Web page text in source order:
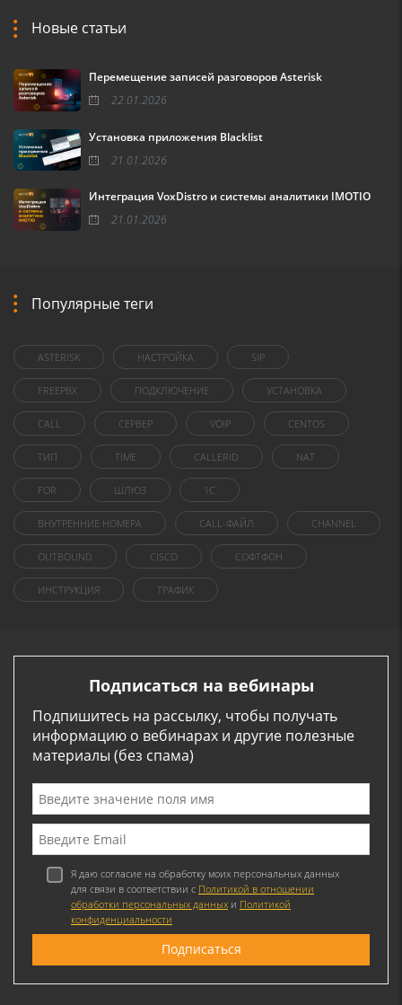
Новые статьи
Перемещение записей разговоров Asterisk
22.01.2026
Установка приложения Blacklist
21.01.2026
Интеграция VoxDistro и системы аналитики IMOTIO
21.01.2026
Популярные теги
ASTERISK НАСТРОЙКА SIP
FREEPBX ПОДКЛЮЧЕНИЕ УСТАНОВКА
CALL СЕРВЕР VOIP CENTOS
ТИП TIME CALLERID NAT
FOR ШЛЮЗ 1C
ВНУТРЕННИЕ НОМЕРА CALL-ФАЙЛ CHANNEL
OUTBOUND CISCO СОФТФОН
ИНСТРУКЦИЯ ТРАФИК
Подписаться на вебинары
Подпишитесь на рассылку, чтобы получать
информацию о вебинарах и другие полезные
материалы (без спама)
Я даю согласие на обработку моих персональных данных
для связи в соответствии с Политикой в отношении
обработки персональных данных и Политикой
конфиденциальности